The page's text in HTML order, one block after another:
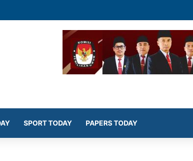
Pamekasan Latih Siswa Public Speaking dan Konten Publik
SPORT TODAY PAPERS TODAY